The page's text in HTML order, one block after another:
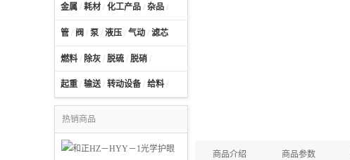
金属 / 耗材 / 化工产品 / 杂品 /
管 / 阀 / 泵 / 液压 / 气动 / 滤芯
燃料 / 除灰 / 脱硫 / 脱硝 /
起重 / 输送/ 转动设备 / 给料 /
热销商品
商品介绍 商品参数